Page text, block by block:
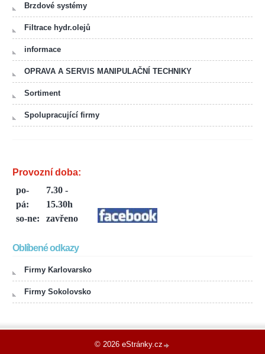
Brzdové systémy
Filtrace hydr.olejů
informace
OPRAVA A SERVIS MANIPULAČNÍ TECHNIKY
Sortiment
Spolupracující firmy
Provozní doba:
po-
pá:
so-ne:
7.30 -
15.30h
zavřeno
Oblíbené odkazy
Firmy Karlovarsko
Firmy Sokolovsko
© 2026 eStránky.cz